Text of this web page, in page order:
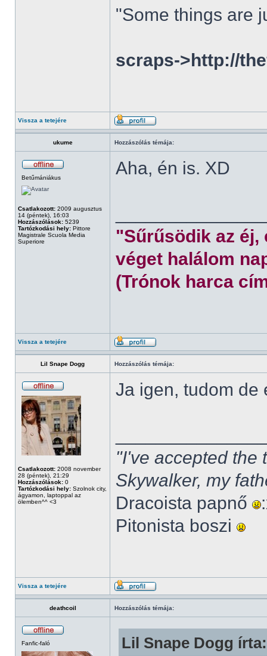
"Some things are
scraps->http://
Vissza a tetejére
ukume Hozzászólás témája:
Betűmániákus
Csatlakozott: 2009 augusztus
14 (péntek), 16:03
Hozzászólások: 5239
Tartózkodási hely: Pittore
Magistrale Scuola Media
Superiore
Aha, én is. XD
"Sűrűsödik az éj,
véget halálom
(Trónok harca
Vissza a tetejére
Lil Snape Dogg Hozzászólás témája:
Csatlakozott: 2008 november
28 (péntek), 21:29
Hozzászólások: 0
Tartózkodási hely: Szolnok city,
ágyamon, laptoppal az
ölemben^^ <3
Ja igen, tudom de
"I've accepted the
Skywalker, my
Dracoista papnő
Pitonista boszi
Vissza a tetejére
deathcoil Hozzászólás témája:
Fanfic-faló Lil Snape Dogg írta: